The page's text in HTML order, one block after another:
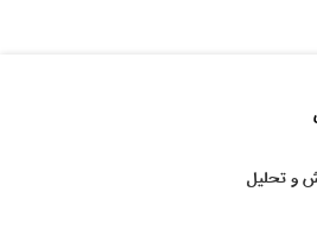
و تحلیل